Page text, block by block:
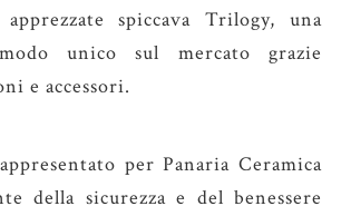
spiccava Trilogy, una
unico sul mercato grazie
e accessori.
per Panaria Ceramica
della sicurezza e del benessere